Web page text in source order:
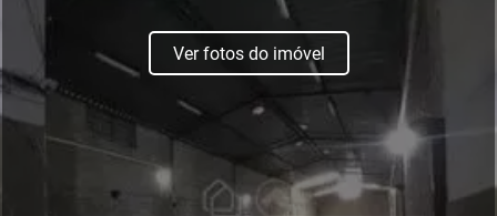
Ver fotos do imóvel